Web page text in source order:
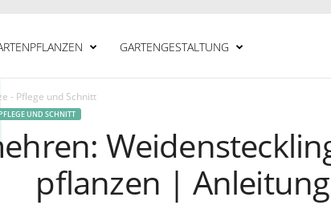
GARTENGESTALTUNG
- Pflege und Schnitt
UND SCHNITT
pflanzen | Anleitung